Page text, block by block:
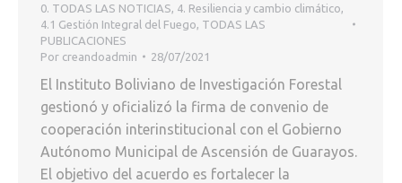
0. TODAS LAS NOTICIAS 4. Resiliencia y cambio climático
4.1 Gestión Integral del Fuego TODAS LAS
PUBLICACIONES
Por creandoadmin 28/07/2021
El Instituto Boliviano de Investigación Forestal
gestionó y oficializó la firma de convenio de
cooperación interinstitucional con el Gobierno
Autónomo Municipal de Ascensión de Guarayos.
El objetivo del acuerdo es fortalecer la